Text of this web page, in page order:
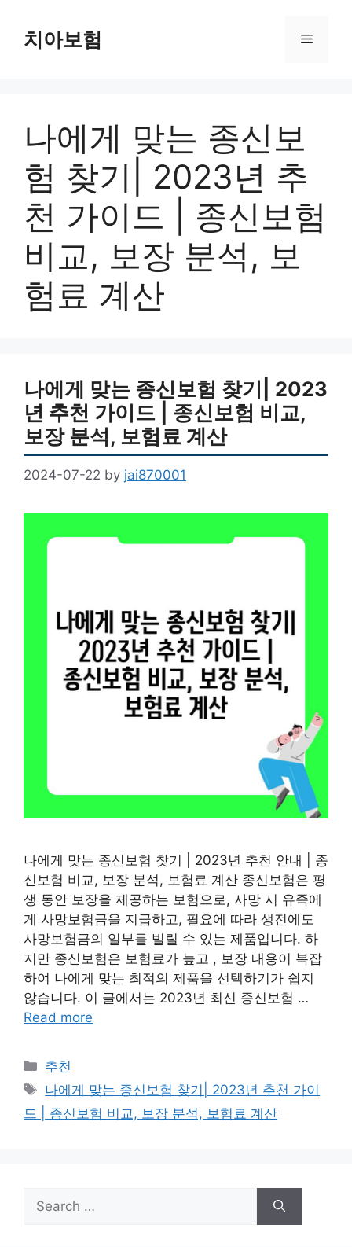
content치아보험 Menu
나에게 맞는 종신보
험 찾기| 2023년 추
천 가이드 | 종신보험
비교, 보장 분석, 보
험료 계산
나에게 맞는 종신보험 찾기| 2023
년 추천 가이드 | 종신보험 비교,
보장 분석, 보험료 계산
2024-07-22 by jai870001
나에게 맞는 종신보험 찾기 | 2023년 추천 안내 | 종
신보험 비교, 보장 분석, 보험료 계산 종신보험은 평
생 동안 보장을 제공하는 보험으로, 사망 시 유족에
게 사망보험금을 지급하고, 필요에 따라 생전에도
사망보험금의 일부를 빌릴 수 있는 제품입니다. 하
지만 종신보험은 보험료가 높고 , 보장 내용이 복잡
하여 나에게 맞는 최적의 제품을 선택하기가 쉽지
않습니다. 이 글에서는 2023년 최신 종신보험 …
Read more
Categories
추천
Tags
나에게 맞는 종신보험 찾기| 2023년 추천 가이
드 | 종신보험 비교, 보장 분석, 보험료 계산
for: